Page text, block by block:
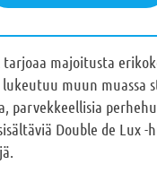
tarjoaa majoitusta
muun muassa
parvekkeellisia
Double de Lux -